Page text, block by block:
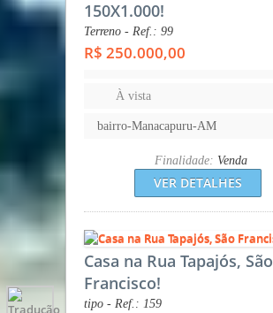
150X1.000!
Terreno - Ref.: 99
R$ 250.000,00
À vista
bairro-Manacapuru-AM
Finalidade: Venda
VER DETALHES
Casa na Rua Tapajós, São
Francisco!
tipo - Ref.: 159